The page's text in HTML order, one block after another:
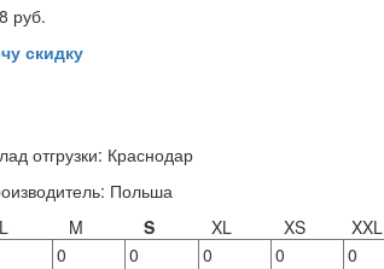
руб.
скидку
отгрузки: Краснодар
Польша
L
M S XL XS XXL